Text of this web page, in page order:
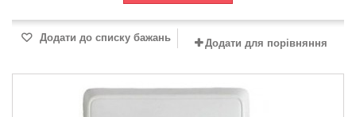
Додати до списку бажань Додати для порівняння